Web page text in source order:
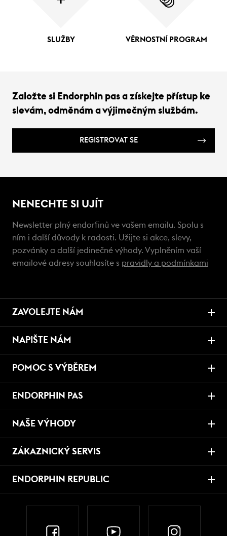
SLUŽBY VĚRNOSTNÍ PROGRAM
Založte si Endorphin pas a získejte přístup ke
slevám, odměnám a výjimečným službám.
REGISTROVAT SE
NENECHTE SI UJÍT
Newsletter plný endorfinů ve vašem emailu. Spolu s
ním i další důvody k radosti. Užijte si akce, slevy,
pozvánky a další jedinečné výhody. Vyplněním vaší
emailové adresy souhlasíte s pravidly a podmínkami
ZAVOLEJTE NÁM
NAPIŠTE NÁM
POMOC S VÝBĚREM
ENDORPHIN PAS
NAŠE VÝHODY
ZÁKAZNICKÝ SERVIS
ENDORPHIN REPUBLIC